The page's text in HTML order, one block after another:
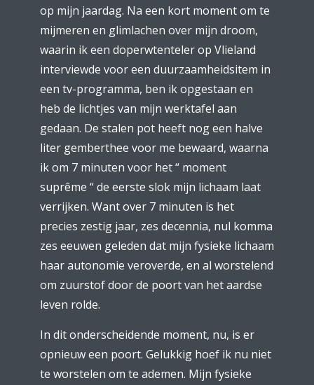
op mijn jaardag. Na een kort moment om te
mijmeren en glimlachen over mijn droom,
waarin ik een doperwtenteler op Vlieland
interviewde voor een duurzaamheidsitem in
een tv-programma, ben ik opgestaan en
heb de lichtjes van mijn werktafel aan
gedaan. De stalen pot heeft nog een halve
liter gemberthee voor me bewaard, waarna
ik om 7 minuten voor het “ moment
suprême “ de eerste slok mijn lichaam laat
verrijken. Want over 7 minuten is het
precies zestig jaar, zes decennia, nul komma
zes eeuwen geleden dat mijn fysieke lichaam
haar autonomie veroverde, en al worstelend
om zuurstof door de poort van het aardse
leven rolde.
In dit onderscheidende moment, nu, is er
opnieuw een poort. Gelukkig hoef ik nu niet
te worstelen om te ademen. Mijn fysieke